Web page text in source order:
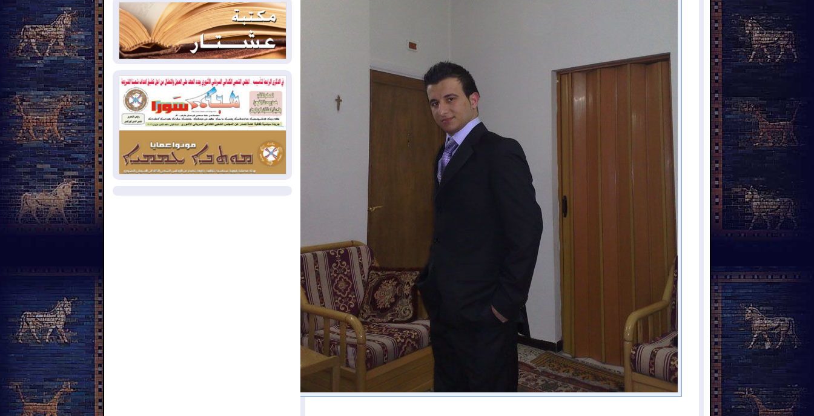
2026-08-03رئيس إقليم كوردستان في
دمشق في زيارة رسمية
2026-08-03العراق يؤكد مجدداً التزامه
بمنع الهجمات على الدول المجاورة
2026-08-03العجز والاقتراض يطوقان
المالية العراقية.. اقتراض يتجاوز 3 تريليونات
دينار!
2026-08-03كوبا تغرق في الظلام مجددا
وانهيار الشبكة الكهربائية